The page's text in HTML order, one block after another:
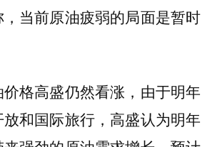
当前原油疲弱的局面是暂时
格高盛仍然看涨，由于明年
和国际旅行，高盛认为明年